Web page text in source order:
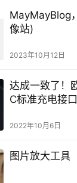
MayMayBlog
像站)
2023年10月12日
达成一致了！
C标准充电接口
2022年10月6日
图片放大工具